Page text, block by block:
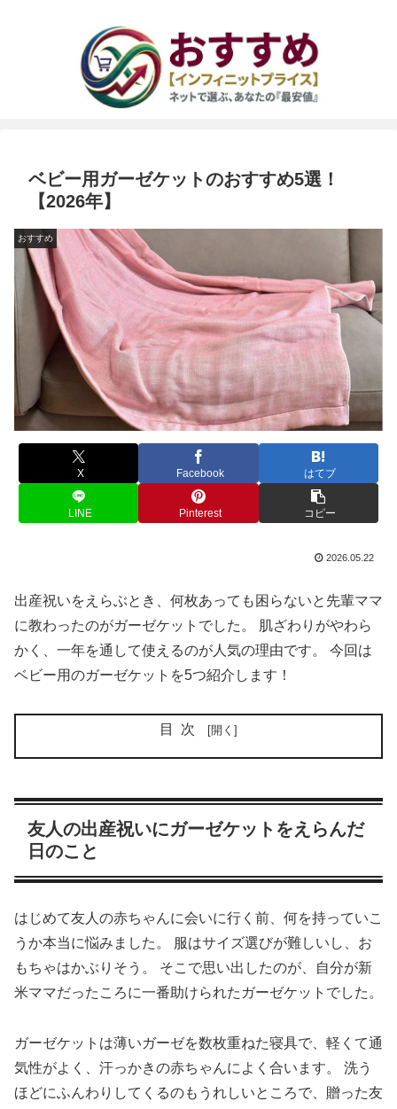
ベビー用ガーゼケットのおすすめ5選！
【2026年】
おすすめ
X Facebook はてブ
LINE Pinterest コピー
2026.05.22
出産祝いをえらぶとき、何枚あっても困らないと先輩ママ
に教わったのがガーゼケットでした。 肌ざわりがやわら
かく、一年を通して使えるのが人気の理由です。 今回は
ベビー用のガーゼケットを5つ紹介します！
目次
友人の出産祝いにガーゼケットをえらんだ
日のこと
はじめて友人の赤ちゃんに会いに行く前、何を持っていこ
うか本当に悩みました。 服はサイズ選びが難しいし、お
もちゃはかぶりそう。 そこで思い出したのが、自分が新
米ママだったころに一番助けられたガーゼケットでした。
ガーゼケットは薄いガーゼを数枚重ねた寝具で、軽くて通
気性がよく、汗っかきの赤ちゃんによく合います。 洗う
ほどにふんわりしてくるのもうれしいところで、贈った友